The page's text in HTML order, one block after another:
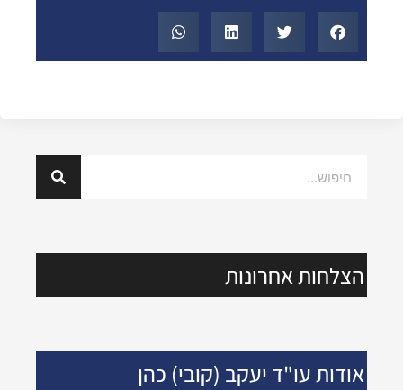
הצלחות אחרונות
אודות עו"ד יעקב (קובי) כהן